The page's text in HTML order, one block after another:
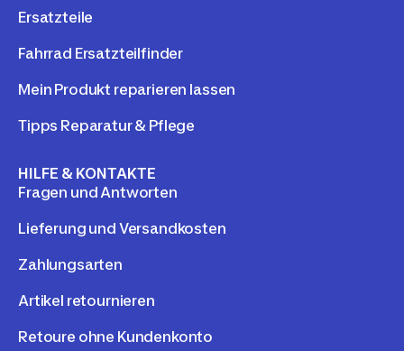
Ersatzteile
Fahrrad Ersatzteilfinder
Mein Produkt reparieren lassen
Tipps Reparatur & Pflege
HILFE & KONTAKTE
Fragen und Antworten
Lieferung und Versandkosten
Zahlungsarten
Artikel retournieren
Retoure ohne Kundenkonto